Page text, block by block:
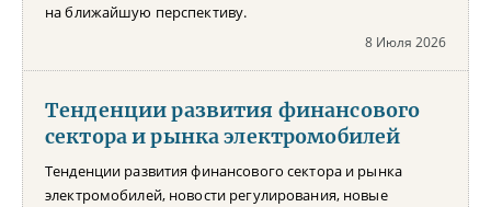
на ближайшую перспективу.
8 Июля 2026
Тенденции развития финансового
сектора и рынка электромобилей
Тенденции развития финансового сектора и рынка
электромобилей, новости регулирования, новые